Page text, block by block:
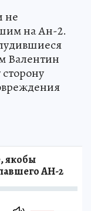
не
на Ан-2.
Валентин
якобы
АН-2